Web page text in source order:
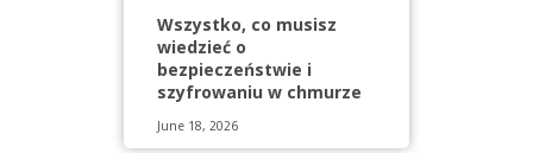
Wszystko, co musisz
wiedzieć o
bezpieczeństwie i
szyfrowaniu w chmurze
June 18, 2026